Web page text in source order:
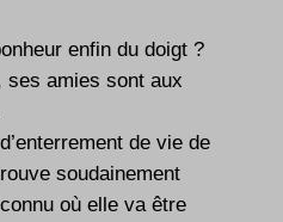
enfin du doigt ?
ses amies sont aux
de vie de
soudainement
où elle va être